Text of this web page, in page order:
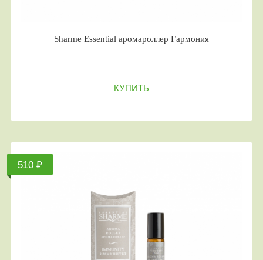
Sharme Essential аромароллер Гармония
КУПИТЬ
510 ₽